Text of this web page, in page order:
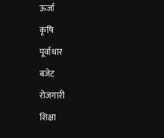
ऊर्जा
कृषि
पूर्वाधार
बजेट
रोजगारी
शिक्षा